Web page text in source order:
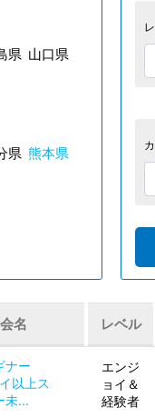
県 山口県
県 熊本県
名 レベル
ナー
以上ス
未...
エンジ
ョイ＆
経験者